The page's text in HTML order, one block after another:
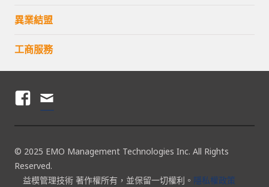
異業結盟
工商服務
A
C
E
B
電
子
郵
件
地
© 2025 EMO Management Technologies Inc. All Rights
Reserved.
益模管理技術 著作權所有，並保留一切權利。 隱私權政策